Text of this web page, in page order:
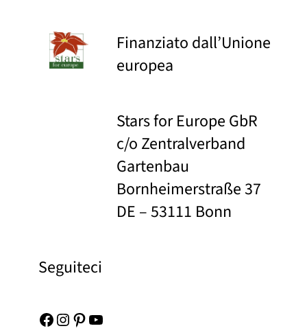
Finanziato dall’Unione
europea
Stars for Europe GbR
c/o Zentralverband
Gartenbau
Bornheimerstraße 37
DE – 53111 Bonn
Seguiteci
Facebook Instagram Pinterest YouTube